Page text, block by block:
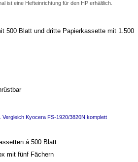
ist eine Hefteinrichtung für den HP erhältlich.
500 Blatt und dritte Papierkassette mit 1.500
á 500 Blatt
mit fünf Fächern